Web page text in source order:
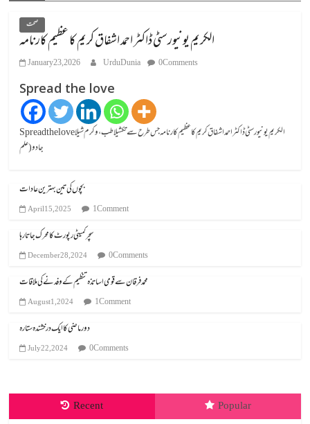
صحت
الکریم یونیورسٹی ڈاکٹر احمد اشفاق کریم کا عظیم کارنامہ
January 23, 2026 UrduDunia 0 Comments
Spread the love
Spread the loveالکریم یونیورسٹی ڈاکٹر احمد اشفاق کریم کا عظیم کارنامہ جس طرح سے تکشیلا طب، وکرم شیلا
جادو (علم
بچوں کی تین بہترین عادات
April 15, 2025 1 Comment
سچر کمیٹی رپورٹ کا محرک جاتا رہا
December 28, 2024 0 Comments
محمد فرقان سے قومی اساتذہ تنظیم کے وفد نے کی ملاقات
August 1, 2024 1 Comment
دور ماضی کا ایک درخشندہ ستارہ
July 22, 2024 0 Comments
Recent Popular